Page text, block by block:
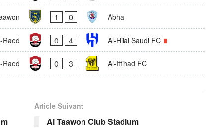
1 0 Abha
Raed 0 4 Al-Hilal Saudi FC
Raed 0 3 Al-Ittihad FC
Article Suivant
Al Taawon Club Stadium